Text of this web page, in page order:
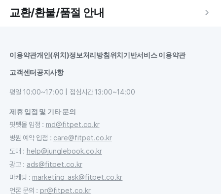
교환/환불/품절 안내
이용약관개인(위치)정보처리방침위치기반서비스 이용약관
고객센터공지사항
평일 10:00~17:00 | 점심시간 13:00~14:00
제휴 입점 및 기타 문의
핏펫몰 입점 : md@fitpet.co.kr
병원 예약 입점 : care@fitpet.co.kr
도매 : help@junglebook.co.kr
광고: ads@fitpet.co.kr
마케팅 : marketing_ask@fitpet.co.kr
언론 문의 : pr@fitpet.co.kr